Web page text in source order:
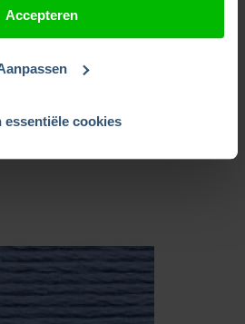
Accepteren
essentiële cookies